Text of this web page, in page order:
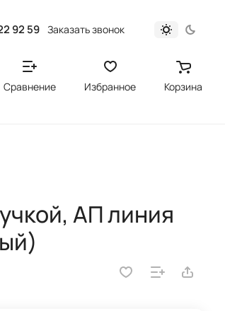
92 59 Заказать звонок
Сравнение Избранное Корзина
АП линия